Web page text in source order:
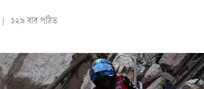
| ১২৯ বার পঠিত